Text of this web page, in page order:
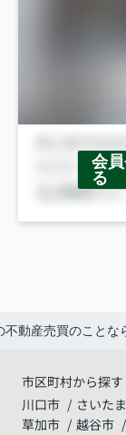
会
る
不動産売買のことな
市区町村から探す
川口市
さいた
草加市
越谷市